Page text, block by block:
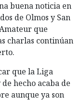
buena noticia en
de Olmos y San
que
charlas continúan
que la Liga
hecho acaba de
aunque ya son